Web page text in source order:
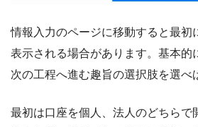
情報入力のページに移動すると最初
表示される場合があります。基本的
次の工程へ進む趣旨の選択肢を選べ
最初は口座を個人、法人のどちらで